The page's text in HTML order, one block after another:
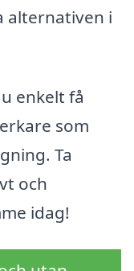
alternativen i
enkelt få
som
Ta
och
idag!